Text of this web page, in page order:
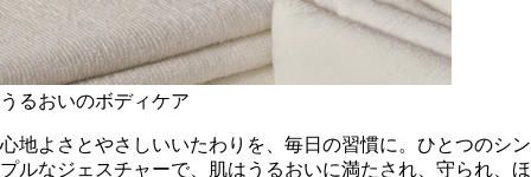
うるおいのボディケア
心地よさとやさしいいたわりを、毎日の習慣に。ひとつのシン
プルなジェスチャーで、肌はうるおいに満たされ、守られ、ほ